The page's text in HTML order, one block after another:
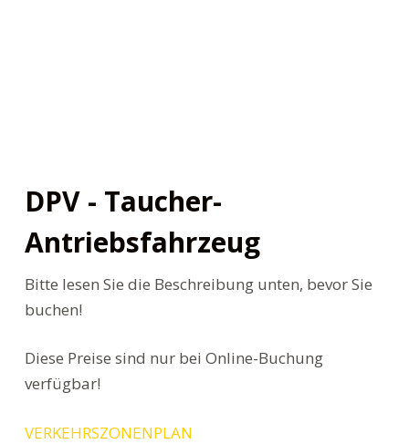
DPV - Taucher-
Antriebsfahrzeug
Bitte lesen Sie die Beschreibung unten, bevor Sie
buchen!
Diese Preise sind nur bei Online-Buchung
verfügbar!
VERKEHRSZONENPLAN